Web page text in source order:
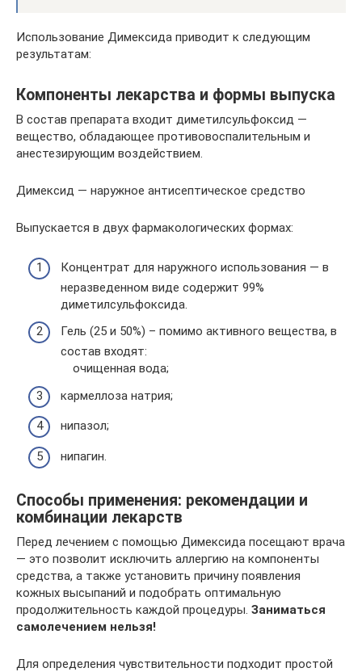
Использование Димексида приводит к следующим
результатам:
Компоненты лекарства и формы выпуска
В состав препарата входит диметилсульфоксид —
вещество, обладающее противовоспалительным и
анестезирующим воздействием.
Димексид — наружное антисептическое средство
Выпускается в двух фармакологических формах:
Концентрат для наружного использования — в
неразведенном виде содержит 99%
диметилсульфоксида.
Гель (25 и 50%) – помимо активного вещества, в
состав входят:
очищенная вода;
кармеллоза натрия;
нипазол;
нипагин.
Способы применения: рекомендации и
комбинации лекарств
Перед лечением с помощью Димексида посещают врача
— это позволит исключить аллергию на компоненты
средства, а также установить причину появления
кожных высыпаний и подобрать оптимальную
продолжительность каждой процедуры. Заниматься
самолечением нельзя!
Для определения чувствительности подходит простой